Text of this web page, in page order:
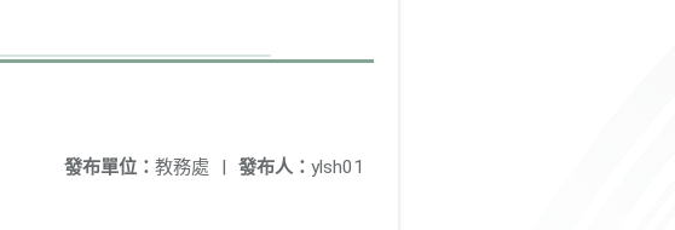
發布人： ylsh01
發布單位： 教務處 |